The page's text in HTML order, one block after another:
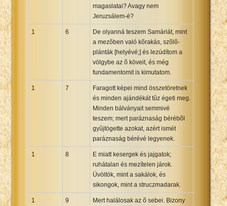
magaslatai? Avagy nem
Jeruzsálem-é?
1 6
De olyanná teszem Samáriát, mint
a mezõben való kõrakás, szõlõ-
plánták [helyévé;] és lezúdítom a
völgybe az õ köveit, és még
fundamentomit is kimutatom.
1 7
Faragott képei mind összetöretnek
és minden ajándékát tûz égeti meg.
Minden bálványait semmivé
teszem; mert paráznaság bérébõl
gyûjtögette azokat, azért ismét
paráznaság bérévé legyenek.
1 8
E miatt kesergek és jajgatok;
ruhátalan és mezítelen járok.
Üvöltök, mint a sakálok, és
sikongok, mint a struczmadarak.
1 9
Mert halálosak az õ sebei. Bizony